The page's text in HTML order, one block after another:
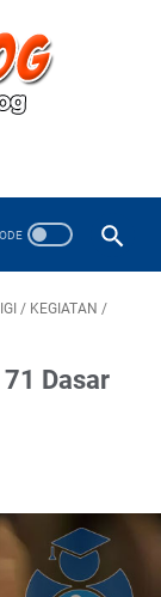
/ KEGIATAN /
Dasar